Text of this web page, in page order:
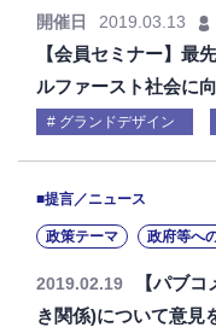
開催日 2019.03.13
【会員セミナー】最
ルファースト社会に
グランドデザイン
■提言／ニュース
政策テーマ 政府等へ
2019.02.19
【パブ
き関係)について意見